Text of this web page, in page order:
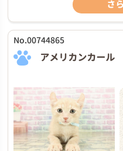
さ
No.00744865
アメリカンカール